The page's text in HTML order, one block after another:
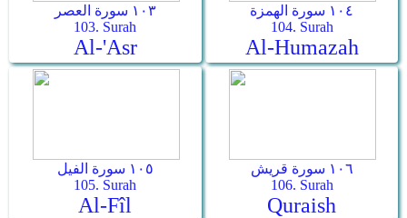
١٠٣ سورة العصر
103. Surah
Al-'Asr
١٠٤ سورة الهمزة
104. Surah
Al-Humazah
١٠٥ سورة الفيل
105. Surah
Al-Fîl
١٠٦ سورة قريش
106. Surah
Quraish